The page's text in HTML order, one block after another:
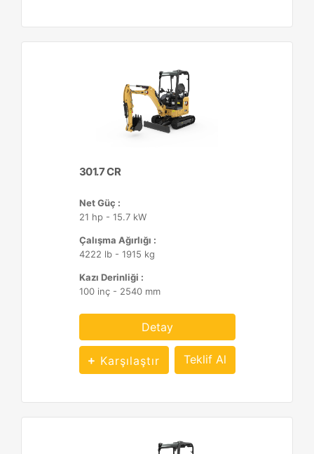
301.7 CR
Net Güç :
21 hp - 15.7 kW
Çalışma Ağırlığı :
4222 lb - 1915 kg
Kazı Derinliği :
100 inç - 2540 mm
Detay
Karşılaştır Teklif Al